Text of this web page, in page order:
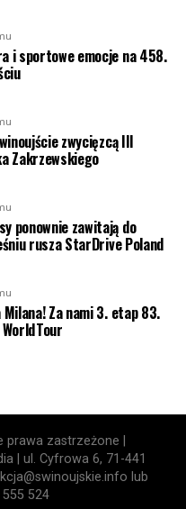
i sportowe emocje na 458.
zwycięzcą III
Zakrzewskiego
ponownie zawitają do
rusza StarDrive Poland
Za nami 3. etap 83.
zastrzeżone |
| ul. Cyfrowa 6, 71-441
lub
524